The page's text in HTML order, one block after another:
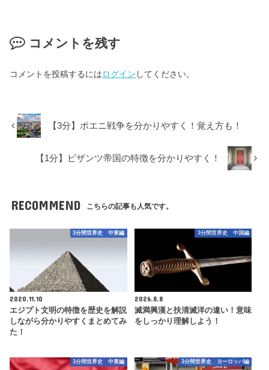
コメントを残す
コメントを投稿するにはログイン してください。
【3分】ポエニ戦争を分かりやすく！覚え方も！
【1分】ビザンツ帝国の特徴を分かりやすく！
RECOMMEND こちらの記事も人気です。
3分間世界史 中東編
2020.11.10
エジプト文明の特徴を歴史を解説
しながら分かりやすくまとめてみ
た！
3分間世界史 中国編
2026.8.8
滅満興漢と扶清滅洋の違い！意味
をしっかり理解しよう！
3分間世界史 中東編 3分間世界史 ヨーロッパ編